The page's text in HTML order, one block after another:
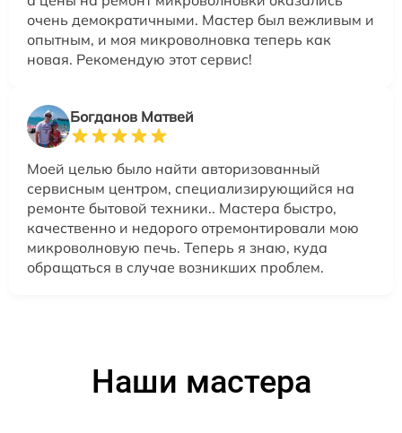
очень демократичными. Мастер был вежливым и
опытным, и моя микроволновка теперь как
новая. Рекомендую этот сервис!
Богданов Матвей
Моей целью было найти авторизованный
сервисным центром, специализирующийся на
ремонте бытовой техники.. Мастера быстро,
качественно и недорого отремонтировали мою
микроволновую печь. Теперь я знаю, куда
обращаться в случае возникших проблем.
Наши мастера